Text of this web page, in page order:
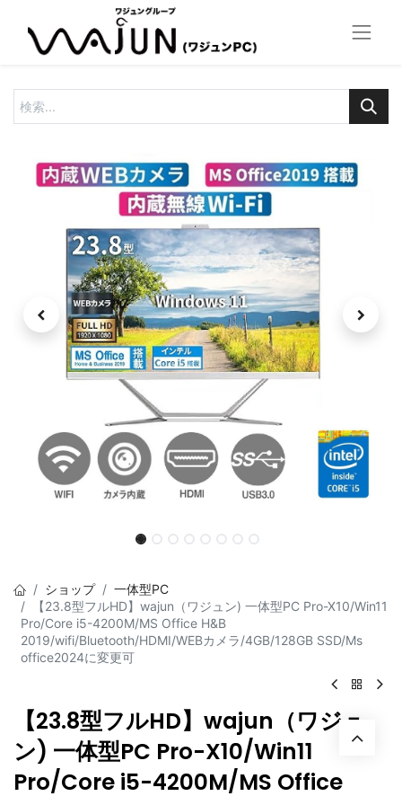
ショップ
一体型PC
【23.8型フルHD】wajun（ワジュン) 一体型PC Pro-X10/Win11
Pro/Core i5-4200M/MS Office H&B
2019/wifi/Bluetooth/HDMI/WEBカメラ/4GB/128GB SSD/Ms
office2024に変更可
【23.8型フルHD】wajun（ワジュ
ン) 一体型PC Pro-X10/Win11
Pro/Core i5-4200M/MS Office